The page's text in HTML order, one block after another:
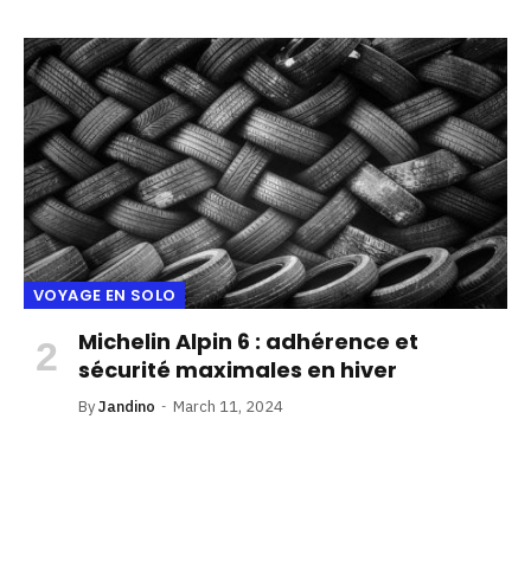
VOYAGE EN SOLO
Michelin Alpin 6 : adhérence et
sécurité maximales en hiver
ByJandino March 11, 2024